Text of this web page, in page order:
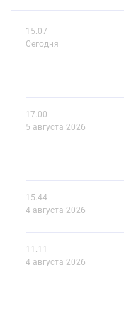
15.07
Сегодня
17.00
5 августа 2026
15.44
4 августа 2026
11.11
4 августа 2026